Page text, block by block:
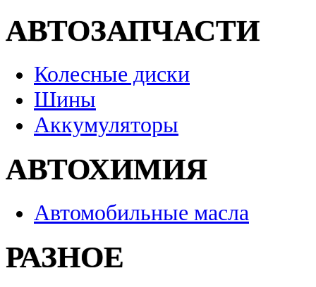
АВТОЗАПЧАСТИ
Колесные диски
Шины
Аккумуляторы
АВТОХИМИЯ
Автомобильные масла
РАЗНОЕ